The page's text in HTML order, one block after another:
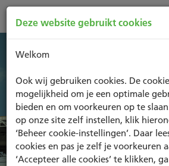
Wij borgeneen
BREEAM-NL is de
een duurzaam gebouwde
Direct naar
Deze website gebruikt cookies
Welkom
Ook wij gebruiken cookies. De
mogelijkheid om je een optimale
bieden en om voorkeuren op te
op onze site zelf instellen, klik
‘Beheer cookie-instellingen’. Daar
cookies en pas je zelf je voorkeuren
‘Accepteer alle cookies’ te klikken,